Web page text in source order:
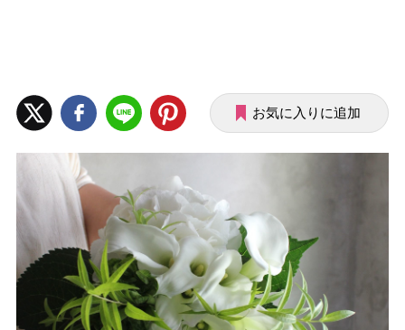
お気に入りに追加